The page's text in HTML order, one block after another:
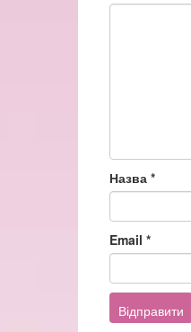
Назва *
Email *